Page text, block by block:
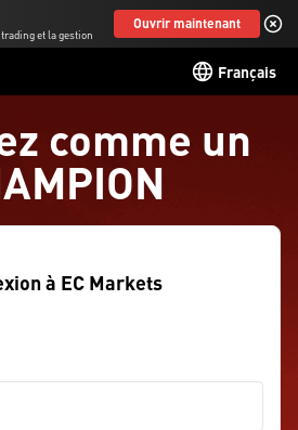
et la gestion
Ouvrir maintenant
Français
comme un
à EC Markets